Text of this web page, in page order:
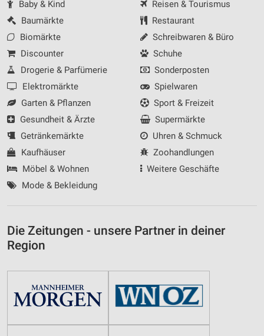
Baby & Kind
Baumärkte
Biomärkte
Discounter
Drogerie & Parfümerie
Elektromärkte
Garten & Pflanzen
Gesundheit & Ärzte
Getränkemärkte
Kaufhäuser
Möbel & Wohnen
Mode & Bekleidung
Reisen & Tourismus
Restaurant
Schreibwaren & Büro
Schuhe
Sonderposten
Spielwaren
Sport & Freizeit
Supermärkte
Uhren & Schmuck
Zoohandlungen
Weitere Geschäfte
Die Zeitungen - unsere Partner in deiner
Region